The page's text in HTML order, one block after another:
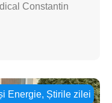
Constantin
Energie, Știrile zilei